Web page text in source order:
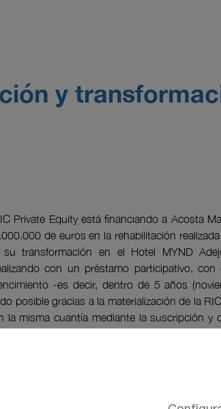
y
Private Equity está financiando a Acosta
de euros en la rehabilitación
transformación en el Hotel MYND
con un préstamo participativo,
-es decir, dentro de 5 años
posible gracias a la materialización de la
la misma cuantía mediante la suscripción y